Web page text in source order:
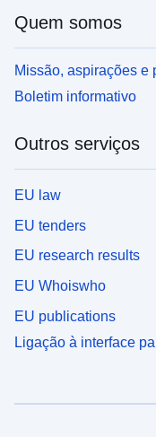
Quem somos
Missão, aspirações e
Boletim informativo
Outros serviços
EU law
EU tenders
EU research results
EU Whoiswho
EU publications
Ligação à interface